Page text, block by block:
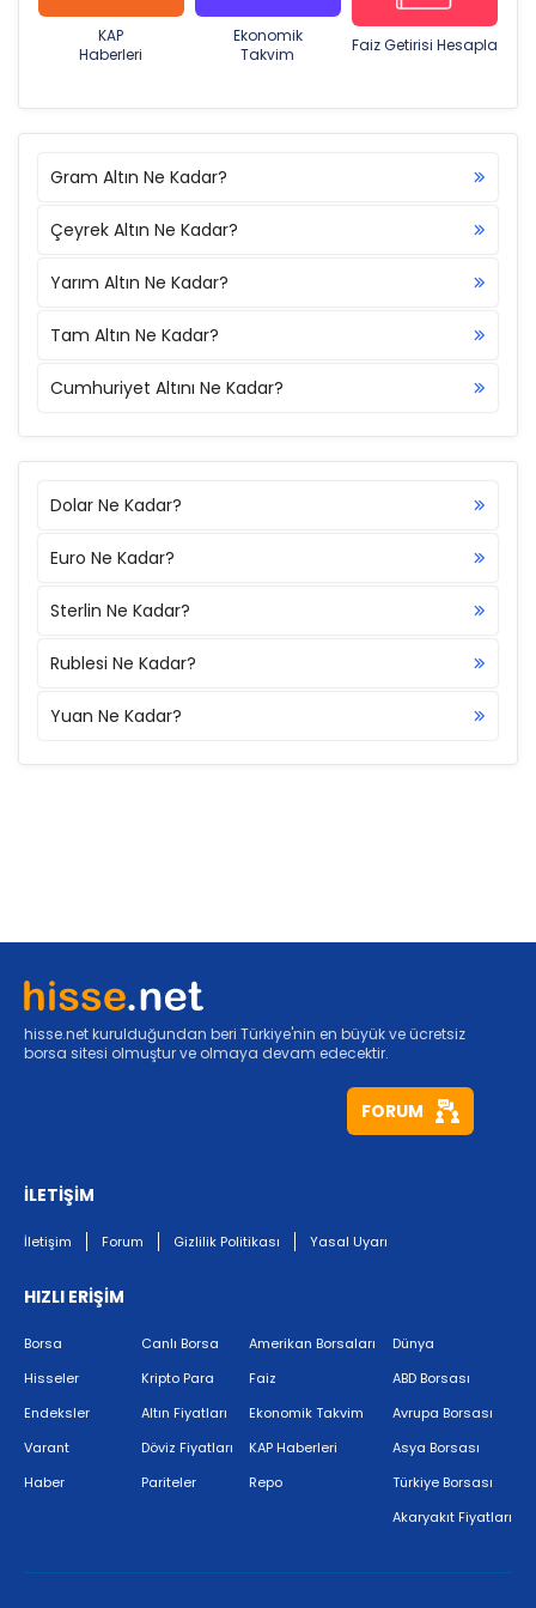
KAP
Haberleri
Ekonomik
Takvim
Faiz Getirisi Hesapla
Gram Altın Ne Kadar?
Çeyrek Altın Ne Kadar?
Yarım Altın Ne Kadar?
Tam Altın Ne Kadar?
Cumhuriyet Altını Ne Kadar?
Dolar Ne Kadar?
Euro Ne Kadar?
Sterlin Ne Kadar?
Rublesi Ne Kadar?
Yuan Ne Kadar?
hisse.net kurulduğundan beri Türkiye'nin en büyük ve ücretsiz
borsa sitesi olmuştur ve olmaya devam edecektir.
FORUM
İLETİŞİM
İletişim Forum Gizlilik Politikası Yasal Uyarı
HIZLI ERİŞİM
Borsa
Hisseler
Endeksler
Varant
Haber
Canlı Borsa
Kripto Para
Altın Fiyatları
Döviz Fiyatları
Pariteler
Amerikan Borsaları
Faiz
Ekonomik Takvim
KAP Haberleri
Repo
Dünya
ABD Borsası
Avrupa Borsası
Asya Borsası
Türkiye Borsası
Akaryakıt Fiyatları